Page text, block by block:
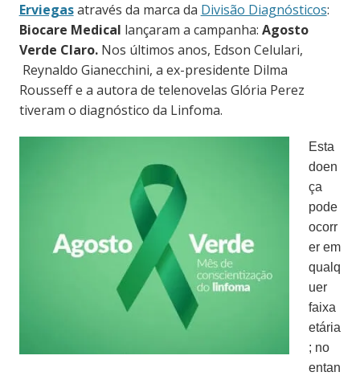
Erviegasatravés da marca da Divisão Diagnósticos:
Biocare Medical lançaram a campanha: Agosto
Verde Claro. Nos últimos anos, Edson Celulari,
Reynaldo Gianecchini, a ex-presidente Dilma
Rousseff e a autora de telenovelas Glória Perez
tiveram o diagnóstico da Linfoma.
Esta
doen
ça
pode
ocorr
er em
qualq
uer
faixa
etária
; no
entan